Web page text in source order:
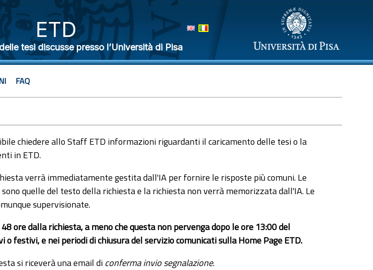
ETD
tesi discusse presso l’Università di Pisa
FAQ
chiedere allo Staff ETD informazioni riguardanti il caricamento delle tesi o la
in ETD.
verrà immediatamente gestita dall'IA per fornire le risposte più comuni. Le
quelle del testo della richiesta e la richiesta non verrà memorizzata dall'IA. Le
supervisionate.
ore dalla richiesta, a meno che questa non pervenga dopo le ore 13:00 del
festivi, e nei periodi di chiusura del servizio comunicati sulla Home Page ETD.
si riceverà una email diconferma invio segnalazione.